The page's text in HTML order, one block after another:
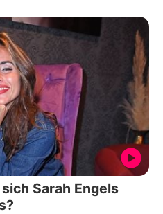
Sarah Engels